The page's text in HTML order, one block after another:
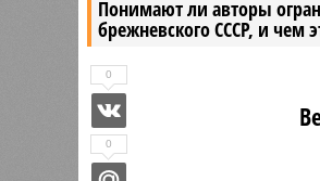
Понимают ли авторы
брежневского СССР, и чем
0
0